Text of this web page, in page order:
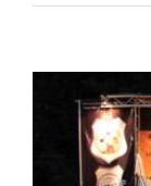
grösseres